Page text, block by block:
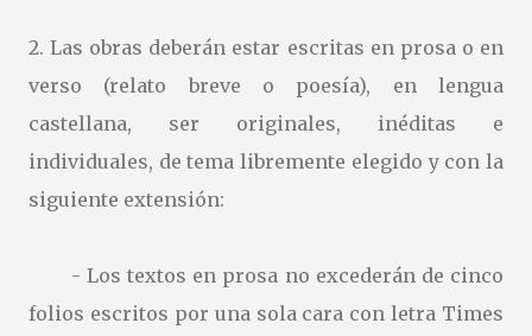
2. Las obras deberán estar escritas en prosa o en
verso (relato breve o poesía), en lengua
castellana, ser originales, inéditas e
individuales, de tema libremente elegido y con la
siguiente extensión:
- Los textos en prosa no excederán de cinco
folios escritos por una sola cara con letra Times